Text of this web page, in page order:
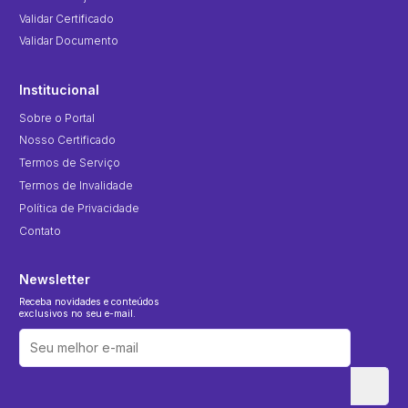
Validar Certificado
Validar Documento
Institucional
Sobre o Portal
Nosso Certificado
Termos de Serviço
Termos de Invalidade
Política de Privacidade
Contato
Newsletter
Receba novidades e conteúdos
exclusivos no seu e-mail.